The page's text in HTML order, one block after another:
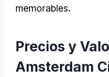
memorables.
Precios y
Amsterdam